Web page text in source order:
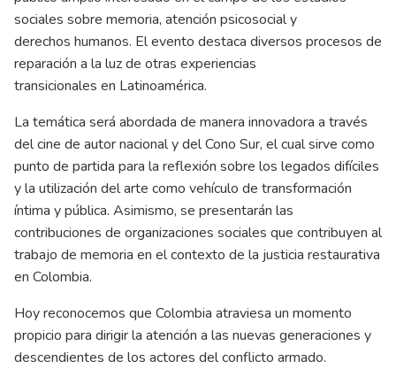
sociales sobre memoria, atención psicosocial y
derechos humanos. El evento destaca diversos procesos de
reparación a la luz de otras experiencias
transicionales en Latinoamérica.
La temática será abordada de manera innovadora a través
del cine de autor nacional y del Cono Sur, el cual sirve como
punto de partida para la reflexión sobre los legados difíciles
y la utilización del arte como vehículo de transformación
íntima y pública. Asimismo, se presentarán las
contribuciones de organizaciones sociales que contribuyen al
trabajo de memoria en el contexto de la justicia restaurativa
en Colombia.
Hoy reconocemos que Colombia atraviesa un momento
propicio para dirigir la atención a las nuevas generaciones y
descendientes de los actores del conflicto armado.